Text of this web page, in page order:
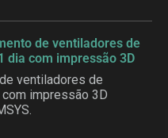
de ventiladores de
dia com impressão 3D
ventiladores de
impressão 3D